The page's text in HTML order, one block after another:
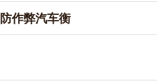
防作弊汽车衡